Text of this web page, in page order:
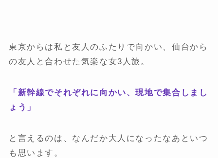
東京からは私と友人のふたりで向かい、仙台から
の友人と合わせた気楽な女3人旅。
「新幹線でそれぞれに向かい、現地で集合しまし
ょう」
と言えるのは、なんだか大人になったなあといつ
も思います。